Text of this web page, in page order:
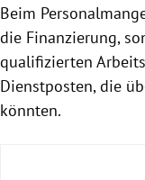
Beim
die Finanzierung,
qualifizierten
Dienstposten, die
könnten.